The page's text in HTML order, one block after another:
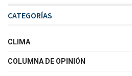
CATEGORÍAS
CLIMA
COLUMNA DE OPINIÓN